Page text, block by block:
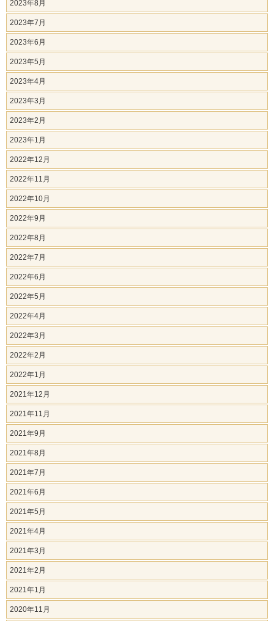
2023年8月
2023年7月
2023年6月
2023年5月
2023年4月
2023年3月
2023年2月
2023年1月
2022年12月
2022年11月
2022年10月
2022年9月
2022年8月
2022年7月
2022年6月
2022年5月
2022年4月
2022年3月
2022年2月
2022年1月
2021年12月
2021年11月
2021年9月
2021年8月
2021年7月
2021年6月
2021年5月
2021年4月
2021年3月
2021年2月
2021年1月
2020年11月